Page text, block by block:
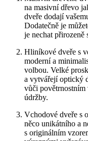
na masivní dřevo
dveře dodají⁣
Dodatečně je
je nechat přirozeně
Hliníkové dveře⁤ s⁢
moderní ⁢a
volbou. Velké
a vytvářejí optický
vůči povětrnostním
údržby.
Vchodové ​dveře⁢ s
něco unikátního a
s originálním